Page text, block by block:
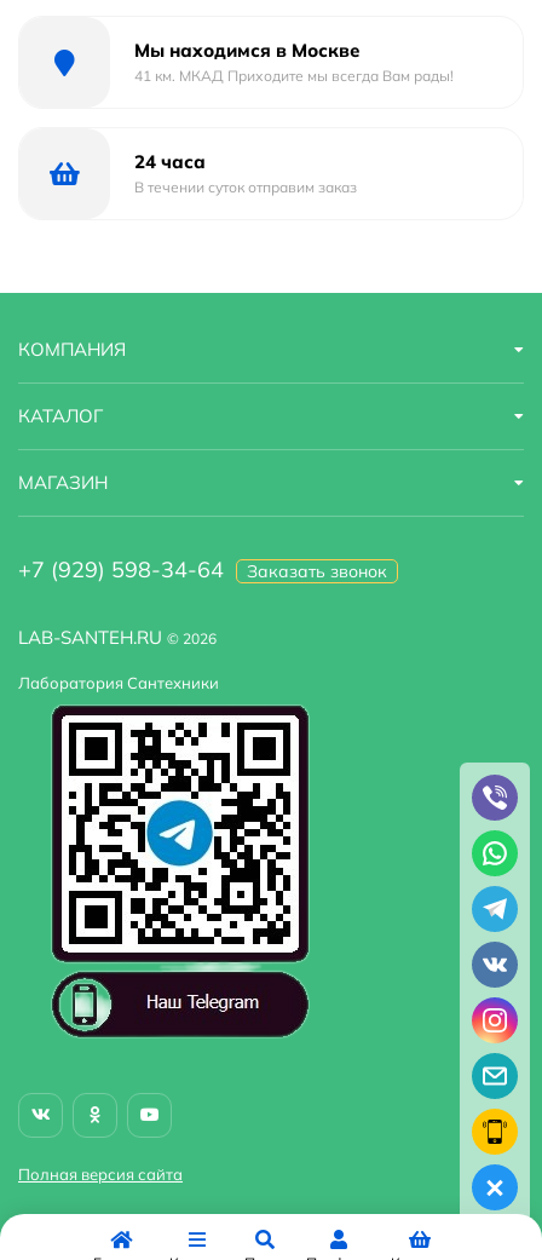
Мы находимся в Москве
41 км. МКАД Приходите мы всегда Вам рады!
24 часа
В течении суток отправим заказ
LAB-SANTEH.RU © 2026
Лаборатория Сантехники
Полная версия сайта
КОМПАНИЯ
КАТАЛОГ
МАГАЗИН
+7 (929) 598-34-64 Заказать звонок